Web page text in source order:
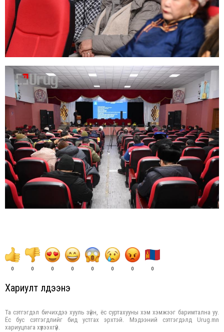
0 0 0 0 0 0 0 0
Хариулт үлдээнэ үү
Та сэтгэгдэл бичихдээ хууль зүйн, ёс суртахууны хэм хэмжээг баримтална уу.
Ёс бус сэтгэгдлийг бид устгах эрхтэй. Мэдээний сэтгэгдэлд Urug.mn
хариуцлага хүлээхгүй.